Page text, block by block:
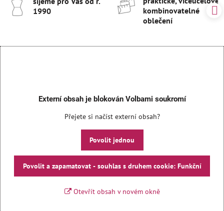
1990
kombinovatelné
oblečení
Externí obsah je blokován Volbami soukromí
Přejete si načíst externí obsah?
Povolit jednou
Povolit a zapamatovat - souhlas s druhem cookie: Funkční
Otevřít obsah v novém okně